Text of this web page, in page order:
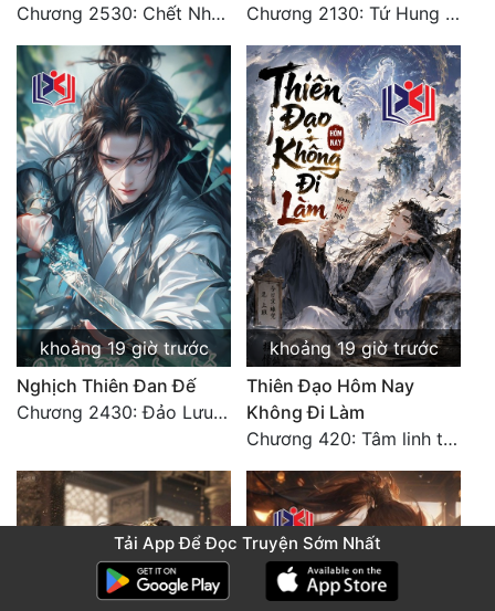
Chương 2530: Chết Như Thế Nào
Chương 2130: Tứ Hung Cổ Yêu
khoảng 19 giờ trước
Nghịch Thiên Đan Đế
Chương 2430: Đảo Lưu Ly
khoảng 19 giờ trước
Thiên Đạo Hôm Nay
Không Đi Làm
Chương 420: Tâm linh thích ứng (2)
Tải App Để Đọc Truyện Sớm Nhất